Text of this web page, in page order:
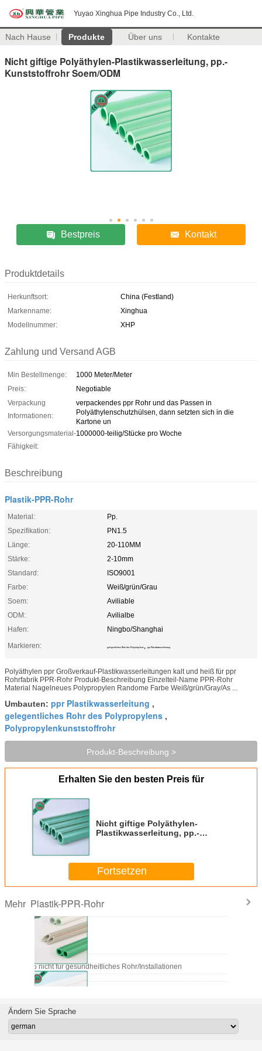
Yuyao Xinghua Pipe Industry Co., Ltd.
Nach Hause Produkte Über uns Kontakte
Nicht giftige Polyäthylen-Plastikwasserleitung, pp.-
Kunststoffrohr Soem/ODM
Bestpreis Kontakt
Produktdetails
Herkunftsort:
China (Festland)
Markenname:
Xinghua
Modellnummer:
XHP
Zahlung und Versand AGB
Min Bestellmenge:
1000 Meter/Meter
Preis:
Negotiable
Verpackung
Informationen:
verpackendes ppr Rohr und das Passen in
Polyäthylenschutzhülsen, dann setzten sich in die
Kartone un
Versorgungsmaterial-
Fähigkeit:
1000000-teilig/Stücke pro Woche
Beschreibung
Plastik-PPR-Rohr
Material:
Pp.
Spezifikation:
PN1.5
Länge:
20-110MM
Stärke:
2-10mm
Standard:
ISO9001
Farbe:
Weiß/grün/Grau
Soem:
Aviliable
ODM:
Avilialbe
Hafen:
Ningbo/Shanghai
Markieren:
gelegentliches Rohr des Polypropylens , ppr Plastikwasserleitung
Polyäthylen ppr Großverkauf-Plastikwasserleitungen kalt und heiß für ppr
Rohrfabrik PPR-Rohr Produkt-Beschreibung Einzelteil-Name PPR-Rohr
Material Nagelneues Polypropylen Randome Farbe Weiß/grün/Gray/As ...
Umbauten: ppr Plastikwasserleitung ,
gelegentliches Rohr des Polypropylens ,
Polypropylenkunststoffrohr
Produkt-Beschreibung >
Erhalten Sie den besten Preis für
Nicht giftige Polyäthylen-
Plastikwasserleitung, pp.-
Fortsetzen
Mehr Plastik-PPR-Rohr
PN25 nicht für gesundheitliches Rohr/Installationen
Rohr ISO 15874 18.3MM Polypropylen-PN10
Ändern Sie Sprache